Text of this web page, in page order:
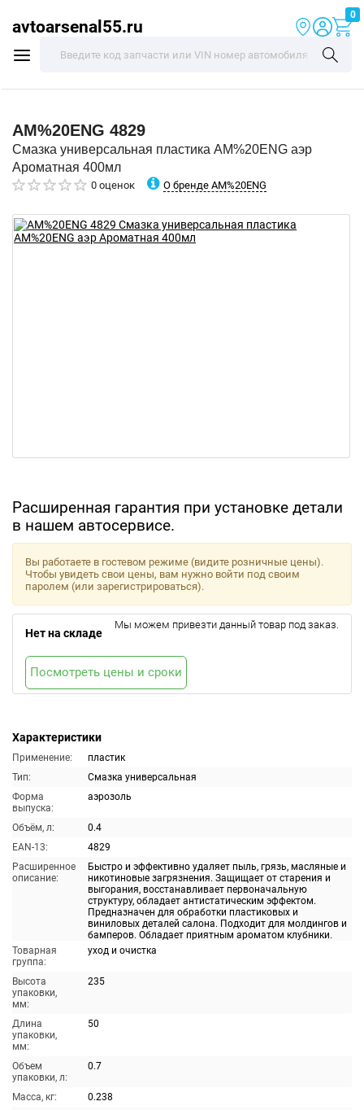
avtoarsenal55.ru
0
AM%20ENG 4829
Смазка универсальная пластика AM%20ENG аэр
Ароматная 400мл
0 оценок О бренде AM%20ENG
Расширенная гарантия при установке детали
в нашем автосервисе.
Характеристики
Применение:
пластик
Тип:
Смазка универсальная
Форма
выпуска:
аэрозоль
Объём, л:
0.4
EAN-13:
4829
Расширенное
описание:
Быстро и эффективно удаляет пыль, грязь, масляные и
никотиновые загрязнения. Защищает от старения и
выгорания, восстанавливает первоначальную
структуру, обладает антистатическим эффектом.
Предназначен для обработки пластиковых и
виниловых деталей салона. Подходит для молдингов и
бамперов. Обладает приятным ароматом клубники.
Товарная
группа:
уход и очистка
Высота
упаковки,
мм:
235
Длина
упаковки,
мм:
50
Объем
упаковки, л:
0.7
Масса, кг:
0.238
Вы работаете в гостевом режиме (видите розничные цены).
Чтобы увидеть свои цены, вам нужно войти под своим
паролем (или зарегистрироваться).
Нет на складе
Мы можем привезти данный товар под заказ.
Посмотреть цены и сроки